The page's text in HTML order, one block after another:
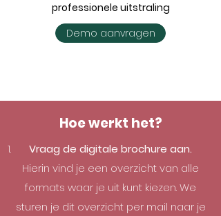
professionele uitstraling
Demo aanvragen
Hoe werkt het?
Vraag de digitale brochure aan.
Hierin vind je een overzicht van alle
formats waar je uit kunt kiezen. We
sturen je dit overzicht per mail naar je